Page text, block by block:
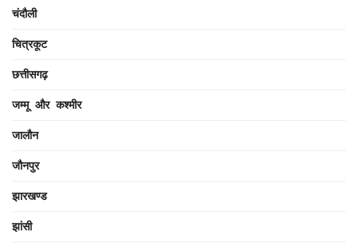
चंदौली
चित्रकूट
छत्तीसगढ़
जम्मू और कश्मीर
जालौन
जौनपुर
झारखण्ड
झांसी